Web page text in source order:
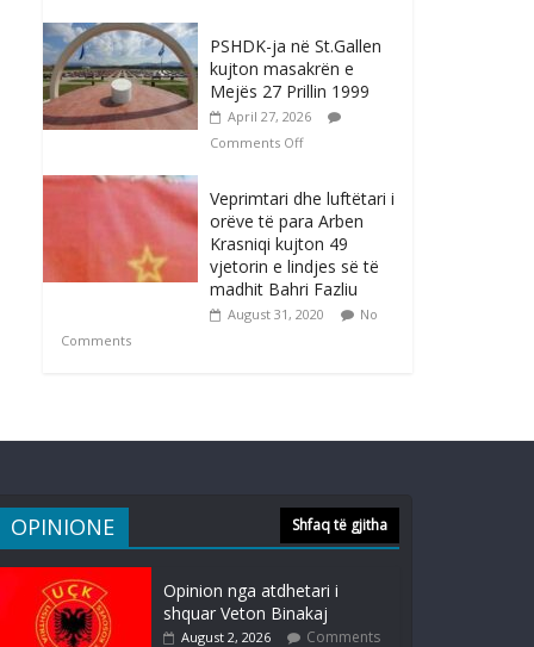
PSHDK-ja në St.Gallen
kujton masakrën e
Mejës 27 Prillin 1999
April 27, 2026
Comments Off
Veprimtari dhe luftëtari i
orëve të para Arben
Krasniqi kujton 49
vjetorin e lindjes së të
madhit Bahri Fazliu
August 31, 2020
No
Comments
OPINIONE Shfaq të gjitha
Opinion nga atdhetari i
shquar Veton Binakaj
August 2, 2026 Comments